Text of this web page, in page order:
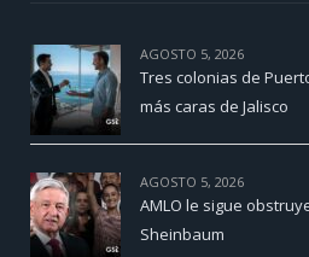
AGOSTO 5, 2026
Tres colonias de
más caras de Jalisco
AGOSTO 5, 2026
AMLO le sigue
Sheinbaum